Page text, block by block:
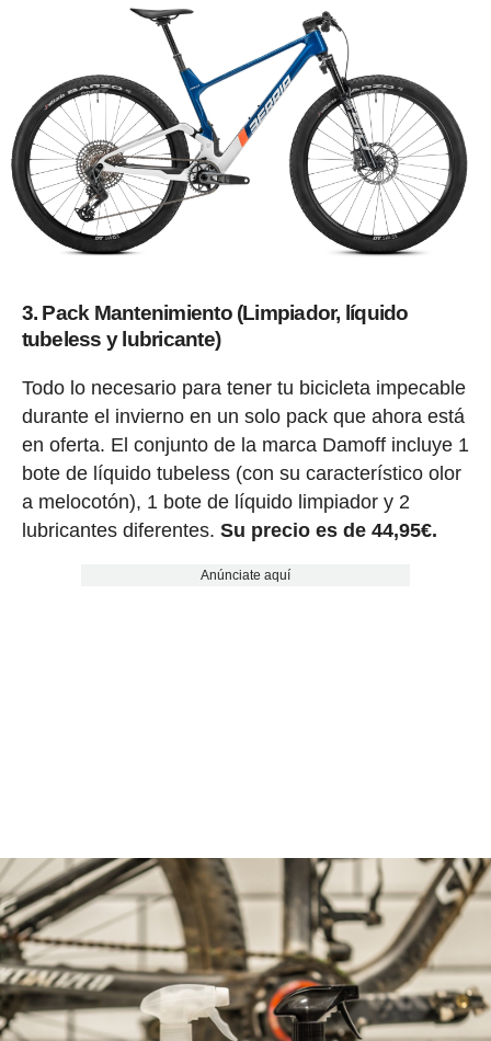
3. Pack Mantenimiento (Limpiador, líquido
tubeless y lubricante)
Todo lo necesario para tener tu bicicleta impecable
durante el invierno en un solo pack que ahora está
en oferta. El conjunto de la marca Damoff incluye 1
bote de líquido tubeless (con su característico olor
a melocotón), 1 bote de líquido limpiador y 2
lubricantes diferentes. Su precio es de 44,95€.
Anúnciate aquí